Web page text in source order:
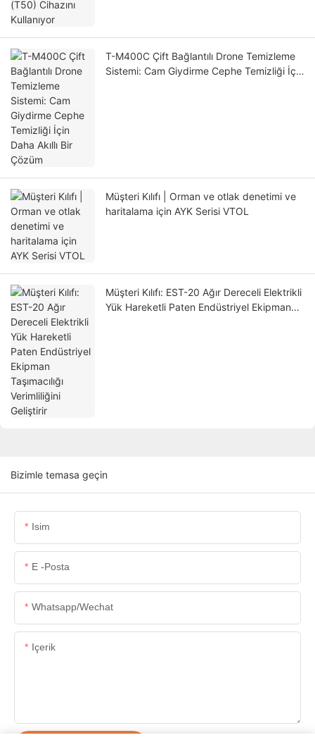
T-M400C Çift Bağlantılı Drone Temizleme
Sistemi: Cam Giydirme Cephe Temizliği İçin
Müşteri Kılıfı | Orman ve otlak denetimi ve
haritalama için AYK Serisi VTOL
Müşteri Kılıfı: EST-20 Ağır Dereceli Elektrikli
Yük Hareketli Paten Endüstriyel Ekipman
Bizimle temasa geçin
Isim
E -posta
Whatsapp/wechat
Içerik